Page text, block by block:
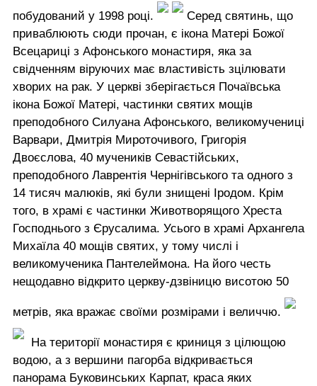
побудований у 1998 році.
Серед святинь, що
приваблюють сюди прочан, є ікона Матері Божої
Всецариці з Афонського монастиря, яка за
свідченням віруючих має властивість зцілювати
хворих на рак. У церкві зберігається Почаївська
ікона Божої Матері, частинки святих мощів
преподобного Силуана Афонського, великомучениці
Варвари, Дмитрія Мироточивого, Григорія
Двоєслова, 40 мучеників Севастійських,
преподобного Лаврентія Чернігівського та одного з
14 тисяч малюків, які були знищені Іродом. Крім
того, в храмі є частинки Животворящого Хреста
Господнього з Єрусалима. Усього в храмі Архангела
Михаїла 40 мощів святих, у тому числі і
великомученика Пантелеймона. На його честь
нещодавно відкрито церкву-дзвіницю висотою 50
метрів, яка вражає своїми розмірами і величчю.
На території монастиря є криниця з цілющою
водою, а з вершини пагорба відкривається
панорама Буковинських Карпат, краса яких